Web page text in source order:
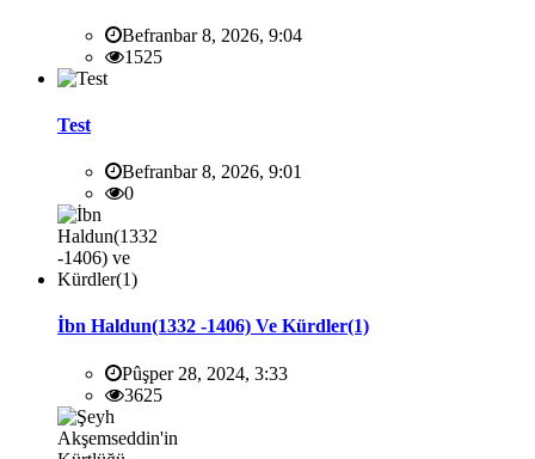
Befranbar 8, 2026, 9:04
1525
Test
Befranbar 8, 2026, 9:01
0
İbn Haldun(1332 -1406) Ve Kürdler(1)
Pûşper 28, 2024, 3:33
3625